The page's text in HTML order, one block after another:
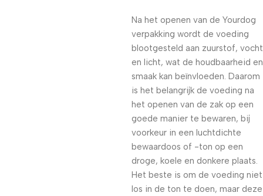
Na het openen van de Yourdog
verpakking wordt de voeding
blootgesteld aan zuurstof, vocht
en licht, wat de houdbaarheid en
smaak kan beïnvloeden. Daarom
is het belangrijk de voeding na
het openen van de zak op een
goede manier te bewaren, bij
voorkeur in een luchtdichte
bewaardoos of -ton op een
droge, koele en donkere plaats.
Het beste is om de voeding niet
los in de ton te doen, maar deze